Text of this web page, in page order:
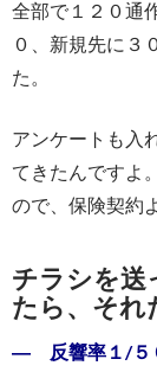
全部で１２０通
０、新規先に３
た。
アンケートも入
てきたんですよ
ので、保険契約
チラシを送
たら、それ
― 反響率１/５